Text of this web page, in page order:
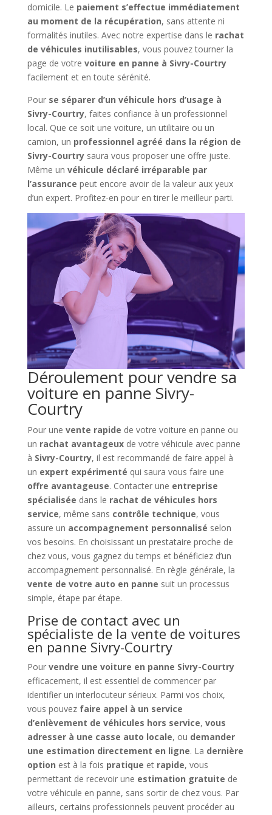
domicile. Le paiement s’effectue immédiatement
au moment de la récupération, sans attente ni
formalités inutiles. Avec notre expertise dans le rachat
de véhicules inutilisables, vous pouvez tourner la
page de votre voiture en panne à Sivry-Courtry
facilement et en toute sérénité.
Pour se séparer d’un véhicule hors d’usage à
Sivry-Courtry, faites confiance à un professionnel
local. Que ce soit une voiture, un utilitaire ou un
camion, un professionnel agréé dans la région de
Sivry-Courtrysaura vous proposer une offre juste.
Même un véhicule déclaré irréparable par
l’assurance peut encore avoir de la valeur aux yeux
d’un expert. Profitez-en pour en tirer le meilleur parti.
Déroulement pour vendre sa
voiture en panne Sivry-
Courtry
Pour une vente rapide de votre voiture en panne ou
un rachat avantageuxde votre véhicule avec panne
à Sivry-Courtry, il est recommandé de faire appel à
un expert expérimenté qui saura vous faire une
offre avantageuse. Contacter une entreprise
spécialisée dans le rachat de véhicules hors
service, même sans contrôle technique, vous
assure un accompagnement personnalisé selon
vos besoins. En choisissant un prestataire proche de
chez vous, vous gagnez du temps et bénéficiez d’un
accompagnement personnalisé. En règle générale, la
vente de votre auto en panne suit un processus
simple, étape par étape.
Prise de contact avec un
spécialiste de la vente de voitures
en panne Sivry-Courtry
Pour vendre une voiture en panne Sivry-Courtry
efficacement, il est essentiel de commencer par
identifier un interlocuteur sérieux. Parmi vos choix,
vous pouvez faire appel à un service
d’enlèvement de véhicules hors service, vous
adresser à une casse auto locale, ou demander
une estimation directement en ligne. La dernière
option est à la fois pratique et rapide, vous
permettant de recevoir une estimation gratuite de
votre véhicule en panne, sans sortir de chez vous. Par
ailleurs, certains professionnels peuvent procéder au